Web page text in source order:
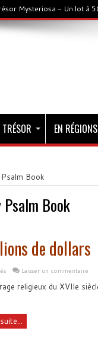
Mysteriosa - Un lot à
EN RÉGIONS
Psalm Book
Psalm Book
de dollars
Laisser un commentaire
religieux du XVIIe